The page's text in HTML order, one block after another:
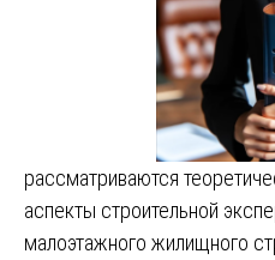
рассматриваются
аспекты строительной
малоэтажного жилищного